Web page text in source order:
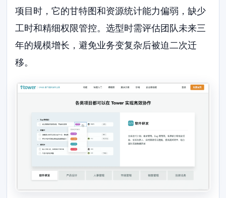
项目时，它的甘特图和资源统计能力偏弱，缺少
工时和精细权限管控。选型时需评估团队未来三
年的规模增长，避免业务变复杂后被迫二次迁
移。